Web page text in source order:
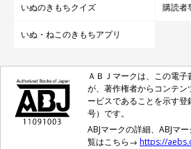
いぬのきもちクイズ 購読者
いぬ・ねこのきもちアプリ
ＡＢＪマークは、この電
が、著作権者からコンテ
ービスであることを示す
号）です。
ABJマークの詳細、ABJマ
覧はこちら→ https://